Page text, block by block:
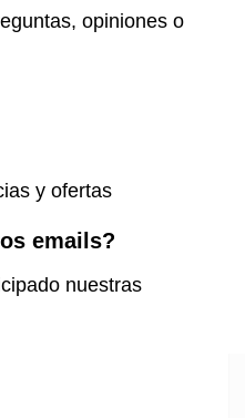
opiniones o
y ofertas
emails?
nuestras